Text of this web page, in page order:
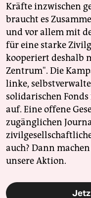
Kräfte inzwischen
braucht es
und vor allem mit
für eine starke
kooperiert deshalb
Zentrum". Die
linke,
solidarischen
auf. Eine offene
zugänglichen
auch? Dann
unsere Aktion.